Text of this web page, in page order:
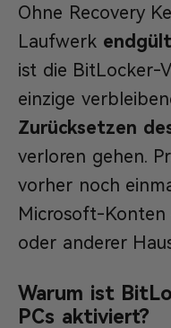
Ohne Recovery
Laufwerk
ist die BitLocker-
einzige
Zurücksetzen
verloren gehen.
vorher noch
Microsoft-Konten
oder anderer
Warum ist
PCs aktiviert?